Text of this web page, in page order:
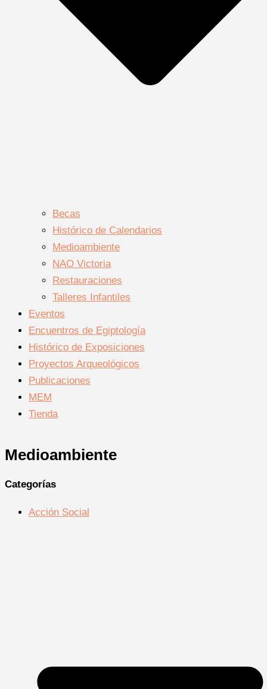
Becas
Histórico de Calendarios
Medioambiente
NAO Victoria
Restauraciones
Talleres Infantiles
Eventos
Encuentros de Egiptología
Histórico de Exposiciones
Proyectos Arqueológicos
Publicaciones
MEM
Tienda
Medioambiente
Categorías
Acción Social